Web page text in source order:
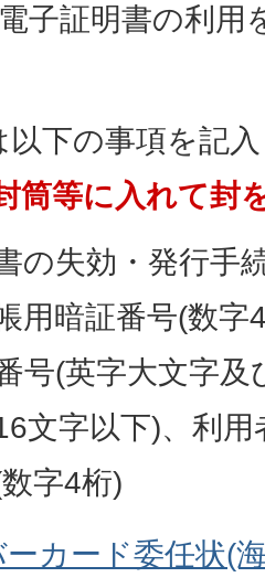
子証明書の利用
以下の事項を記
筒等に入れて封
の失効・発行手
用暗証番号(数
号(英字大文字
文字以下)、利
字4桁)
カード委任状(